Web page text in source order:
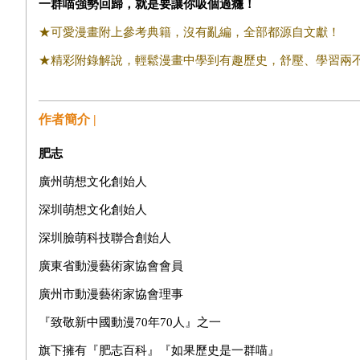
一群喵強勢回歸，就是要讓你吸個過癮！
★可愛漫畫附上參考典籍，沒有亂編，全部都源自文獻！
★精彩附錄解說，輕鬆漫畫中學到有趣歷史，舒壓、學習兩
作者簡介 |
肥志
廣州萌想文化創始人
深圳萌想文化創始人
深圳臉萌科技聯合創始人
廣東省動漫藝術家協會會員
廣州市動漫藝術家協會理事
『致敬新中國動漫70年70人』之一
旗下擁有『肥志百科』『如果歷史是一群喵』